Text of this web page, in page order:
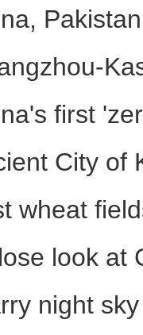
新疆吉木乃口
first
City of
wheat
look at
night